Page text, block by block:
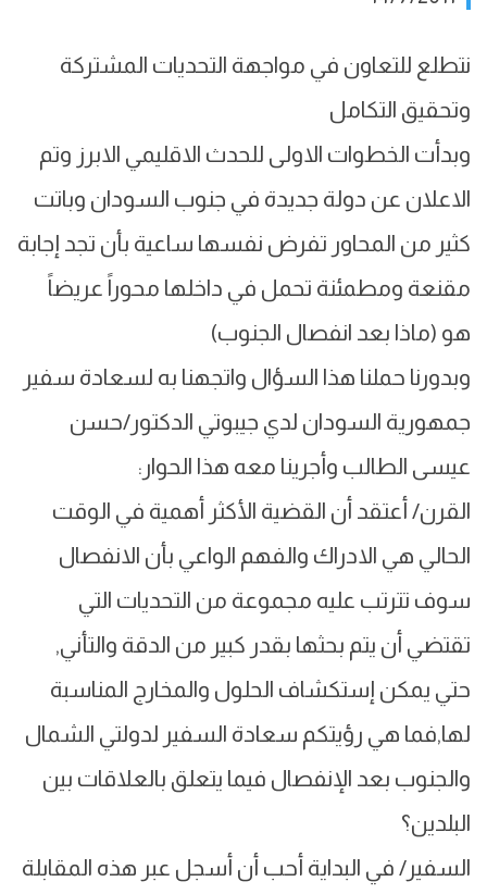
نتطلع للتعاون في مواجهة التحديات المشتركة
وتحقيق التكامل
وبدأت الخطوات الاولى للحدث الاقليمي الابرز وتم
الاعلان عن دولة جديدة في جنوب السودان وباتت
كثير من المحاور تفرض نفسها ساعية بأن تجد إجابة
مقنعة ومطمئنة تحمل في داخلها محوراً عريضاً
هو (ماذا بعد انفصال الجنوب)
وبدورنا حملنا هذا السؤال واتجهنا به لسعادة سفير
جمهورية السودان لدي جيبوتي الدكتور/حسن
عيسى الطالب وأجرينا معه هذا الحوار:
القرن/ أعتقد أن القضية الأكثر أهمية في الوقت
الحالي هي الادراك والفهم الواعي بأن الانفصال
سوف تترتب عليه مجموعة من التحديات التي
تقتضي أن يتم بحثها بقدر كبير من الدقة والتأني,
حتي يمكن إستكشاف الحلول والمخارج المناسبة
لها,فما هي رؤيتكم سعادة السفير لدولتي الشمال
والجنوب بعد الإنفصال فيما يتعلق بالعلاقات بين
البلدين؟
السفير/ في البداية أحب أن أسجل عبر هذه المقابلة